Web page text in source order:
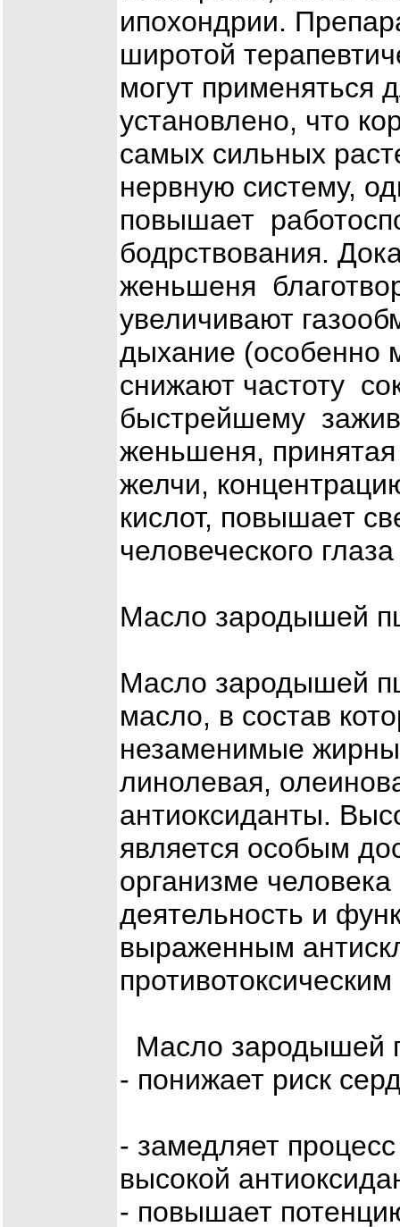
ипохондрии.
широтой
могут применяться
установлено, что
самых сильных
нервную систему,
повышает
бодрствования.
женьшеня
увеличивают
дыхание (особенно
снижают частоту
быстрейшему
женьшеня,
желчи,
кислот, повышает
человеческого
Масло зародышей
Масло зародышей
масло, в состав
незаменимые
линолевая,
антиоксиданты.
является особым
организме
деятельность и
выраженным
Масло зародышей
- понижает риск
- замедляет
высокой
- повышает